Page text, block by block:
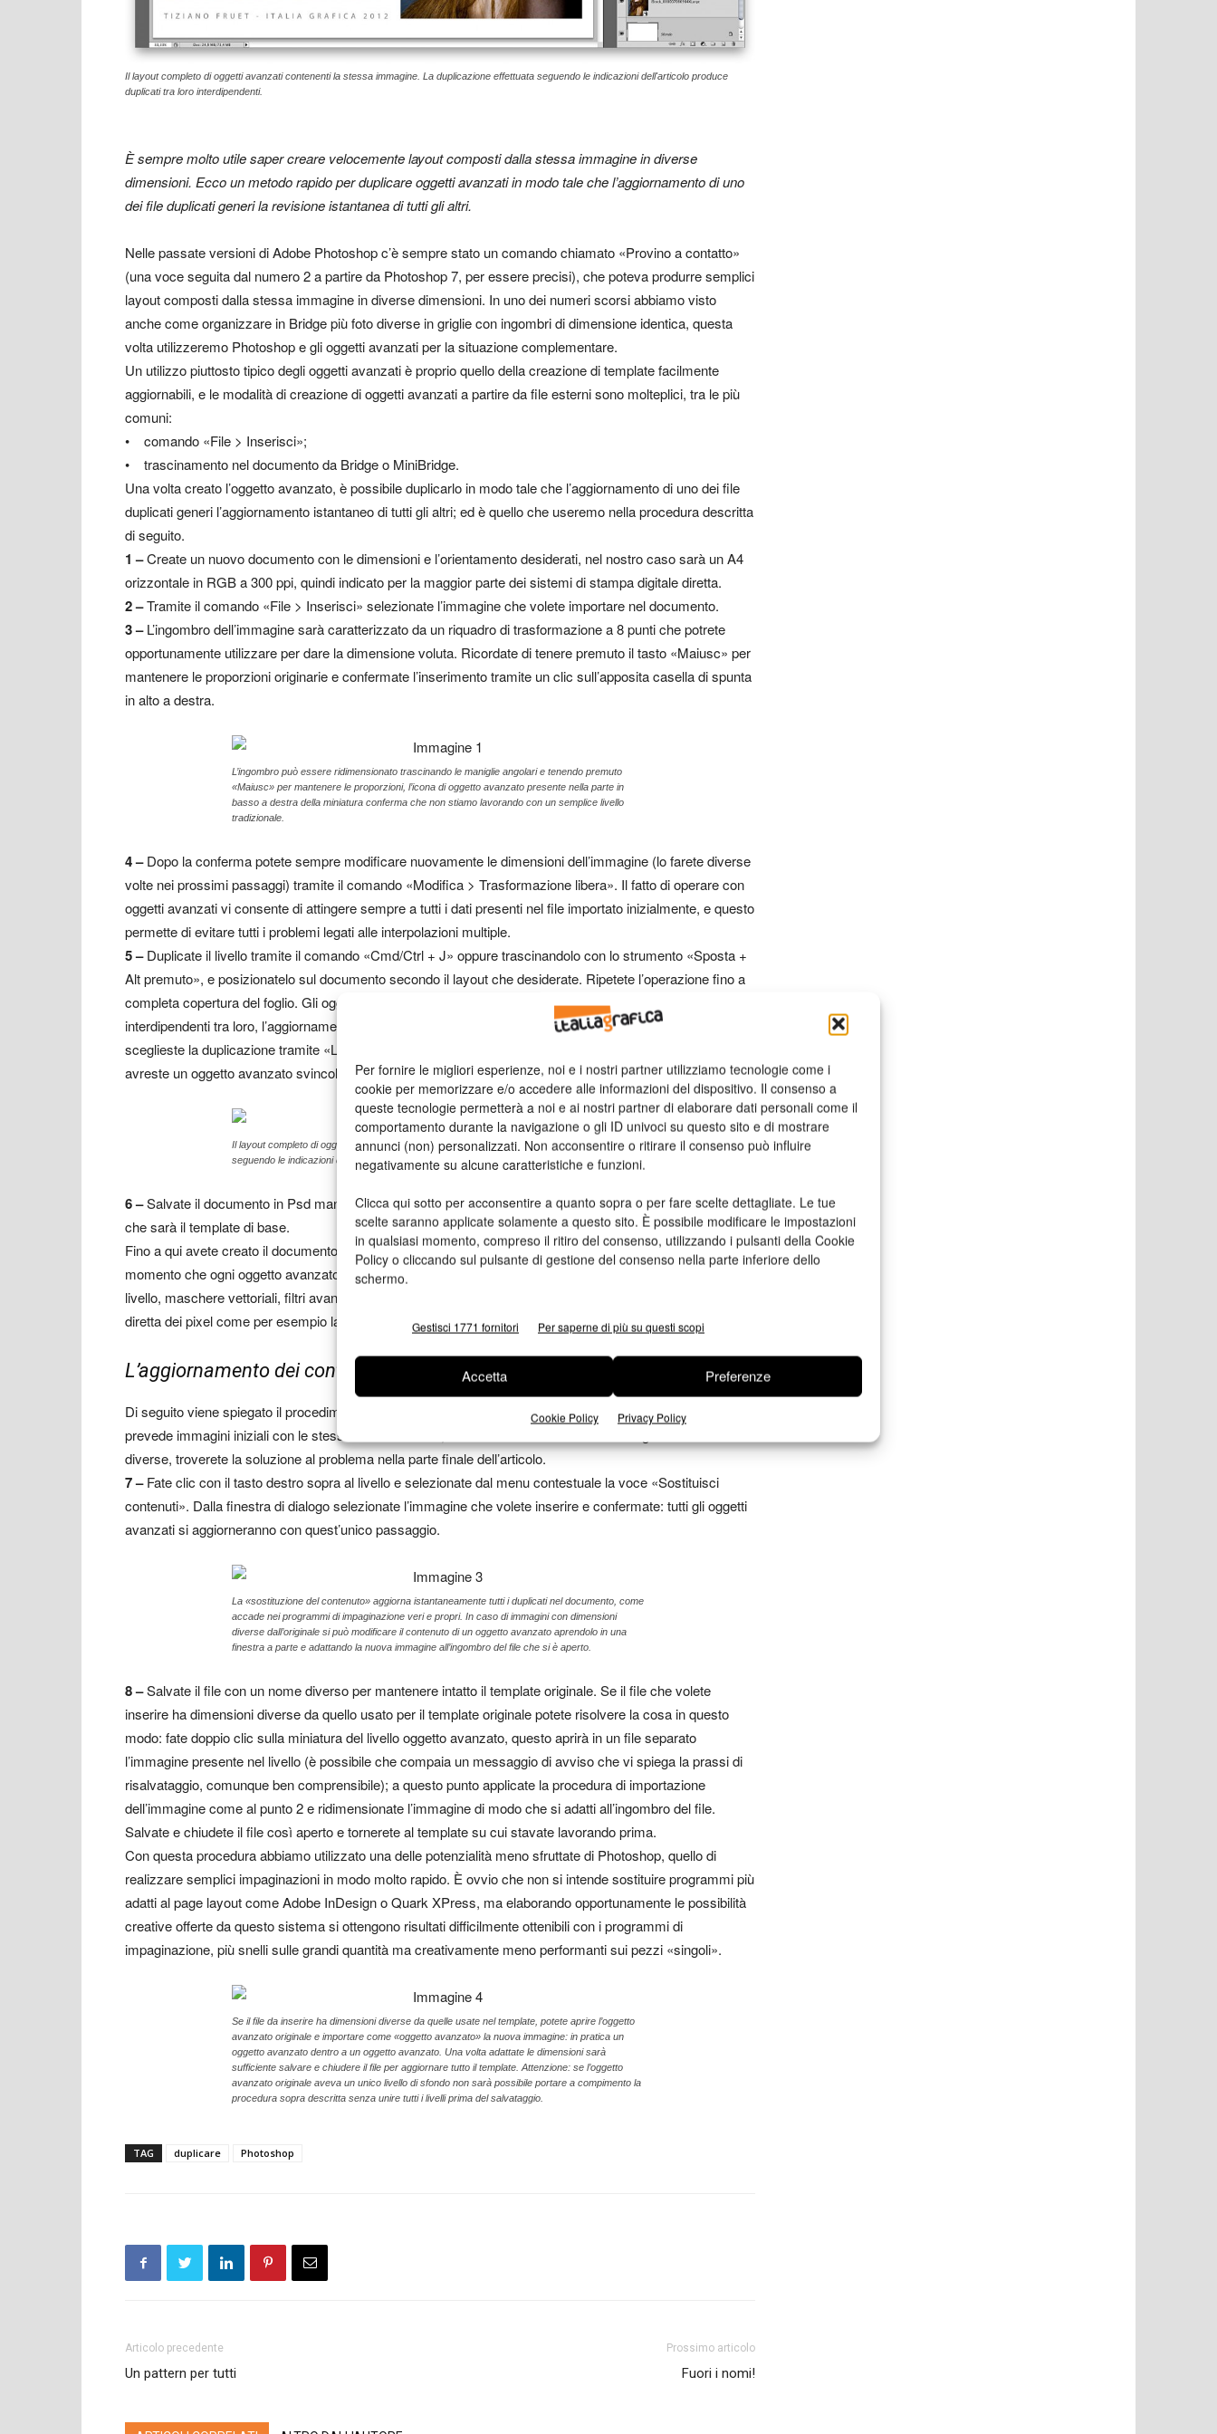
Per fornire le migliori esperienze, noi e i nostri partner utilizziamo tecnologie come i
cookie per memorizzare e/o accedere alle informazioni del dispositivo. Il consenso a
queste tecnologie permetterà a noi e ai nostri partner di elaborare dati personali come il
comportamento durante la navigazione o gli ID univoci su questo sito e di mostrare
annunci (non) personalizzati. Non acconsentire o ritirare il consenso può influire
negativamente su alcune caratteristiche e funzioni.
Clicca qui sotto per acconsentire a quanto sopra o per fare scelte dettagliate. Le tue
scelte saranno applicate solamente a questo sito. È possibile modificare le impostazioni
in qualsiasi momento, compreso il ritiro del consenso, utilizzando i pulsanti della Cookie
Policy o cliccando sul pulsante di gestione del consenso nella parte inferiore dello
schermo.
Gestisci 1771 fornitori Per saperne di più su questi scopi
Accetta Preferenze
Cookie Policy Privacy Policy
Il layout completo di oggetti avanzati contenenti la stessa immagine. La duplicazione effettuata seguendo le indicazioni dell'articolo produce
duplicati tra loro interdipendenti.
È sempre molto utile saper creare velocemente layout composti dalla stessa immagine in diverse
dimensioni. Ecco un metodo rapido per duplicare oggetti avanzati in modo tale che l’aggiornamento di uno
dei file duplicati generi la revisione istantanea di tutti gli altri.
Nelle passate versioni di Adobe Photoshop c’è sempre stato un comando chiamato «Provino a contatto»
(una voce seguita dal numero 2 a partire da Photoshop 7, per essere precisi), che poteva produrre semplici
layout composti dalla stessa immagine in diverse dimensioni. In uno dei numeri scorsi abbiamo visto
anche come organizzare in Bridge più foto diverse in griglie con ingombri di dimensione identica, questa
volta utilizzeremo Photoshop e gli oggetti avanzati per la situazione complementare.
Un utilizzo piuttosto tipico degli oggetti avanzati è proprio quello della creazione di template facilmente
aggiornabili, e le modalità di creazione di oggetti avanzati a partire da file esterni sono molteplici, tra le più
comuni:
• comando «File > Inserisci»;
• trascinamento nel documento da Bridge o MiniBridge.
Una volta creato l’oggetto avanzato, è possibile duplicarlo in modo tale che l’aggiornamento di uno dei file
duplicati generi l’aggiornamento istantaneo di tutti gli altri; ed è quello che useremo nella procedura descritta
di seguito.
1 –Create un nuovo documento con le dimensioni e l’orientamento desiderati, nel nostro caso sarà un A4
orizzontale in RGB a 300 ppi, quindi indicato per la maggior parte dei sistemi di stampa digitale diretta.
2–Tramite il comando «File > Inserisci» selezionate l’immagine che volete importare nel documento.
3–L’ingombro dell’immagine sarà caratterizzato da un riquadro di trasformazione a 8 punti che potrete
opportunamente utilizzare per dare la dimensione voluta. Ricordate di tenere premuto il tasto «Maiusc» per
mantenere le proporzioni originarie e confermate l’inserimento tramite un clic sull’apposita casella di spunta
in alto a destra.
L’ingombro può essere ridimensionato trascinando le maniglie angolari e tenendo premuto
«Maiusc» per mantenere le proporzioni, l’icona di oggetto avanzato presente nella parte in
basso a destra della miniatura conferma che non stiamo lavorando con un semplice livello
tradizionale.
4–Dopo la conferma potete sempre modificare nuovamente le dimensioni dell’immagine (lo farete diverse
volte nei prossimi passaggi) tramite il comando «Modifica > Trasformazione libera». Il fatto di operare con
oggetti avanzati vi consente di attingere sempre a tutti i dati presenti nel file importato inizialmente, e questo
permette di evitare tutti i problemi legati alle interpolazioni multiple.
5–Duplicate il livello tramite il comando «Cmd/Ctrl + J» oppure trascinandolo con lo strumento «Sposta +
Alt premuto», e posizionatelo sul documento secondo il layout che desiderate. Ripetete l’operazione fino a
completa copertura del foglio. Gli oggetti avanzati creati tramite questi comandi di duplicazione sono tutti
interdipendenti tra loro, l’aggiornamento dei contenuti di uno modificherà anche tutti gli altri. Se invece
sceglieste la duplicazione tramite «Livello > Oggetti avanzato > Nuovo oggetto avanzato tramite copia»,
avreste un oggetto avanzato svincolato dalla condizione sopra descritta.
Il layout completo di oggetti avanzati contenenti la stessa immagine. La duplicazione effettuata
seguendo le indicazioni dell’articolo produce duplicati tra loro interdipendenti.
6–Salvate il documento in Psd mantenendo i livelli (situazione tipica) denominandolo in modo da ricordarvi
che sarà il template di base.
Fino a qui avete creato il documento di base; tenete presente che le possibilità creative sono molteplici dal
momento che ogni oggetto avanzato si comporta sostanzialmente come un livello normale: maschere di
livello, maschere vettoriali, filtri avanzati, effetti di livello ecc. tutto è come al solito, tranne per la modifica
diretta dei pixel come per esempio la colorazione tramite un pennello.
L’aggiornamento dei contenuti
Di seguito viene spiegato il procedimento per l’aggiornamento delle immagini. La situazione ottimale
prevede immagini iniziali con le stesse dimensioni ma, nel caso doveste utilizzare immagini di dimensioni
diverse, troverete la soluzione al problema nella parte finale dell’articolo.
7 –Fate clic con il tasto destro sopra al livello e selezionate dal menu contestuale la voce «Sostituisci
contenuti». Dalla finestra di dialogo selezionate l’immagine che volete inserire e confermate: tutti gli oggetti
avanzati si aggiorneranno con quest’unico passaggio.
La «sostituzione del contenuto» aggiorna istantaneamente tutti i duplicati nel documento, come
accade nei programmi di impaginazione veri e propri. In caso di immagini con dimensioni
diverse dall’originale si può modificare il contenuto di un oggetto avanzato aprendolo in una
finestra a parte e adattando la nuova immagine all’ingombro del file che si è aperto.
8–Salvate il file con un nome diverso per mantenere intatto il template originale. Se il file che volete
inserire ha dimensioni diverse da quello usato per il template originale potete risolvere la cosa in questo
modo: fate doppio clic sulla miniatura del livello oggetto avanzato, questo aprirà in un file separato
l’immagine presente nel livello (è possibile che compaia un messaggio di avviso che vi spiega la prassi di
risalvataggio, comunque ben comprensibile); a questo punto applicate la procedura di importazione
dell’immagine come al punto 2 e ridimensionate l’immagine di modo che si adatti all’ingombro del file.
Salvate e chiudete il file così aperto e tornerete al template su cui stavate lavorando prima.
Con questa procedura abbiamo utilizzato una delle potenzialità meno sfruttate di Photoshop, quello di
realizzare semplici impaginazioni in modo molto rapido. È ovvio che non si intende sostituire programmi più
adatti al page layout come Adobe InDesign o Quark XPress, ma elaborando opportunamente le possibilità
creative offerte da questo sistema si ottengono risultati difficilmente ottenibili con i programmi di
impaginazione, più snelli sulle grandi quantità ma creativamente meno performanti sui pezzi «singoli».
Se il file da inserire ha dimensioni diverse da quelle usate nel template, potete aprire l’oggetto
avanzato originale e importare come «oggetto avanzato» la nuova immagine: in pratica un
oggetto avanzato dentro a un oggetto avanzato. Una volta adattate le dimensioni sarà
sufficiente salvare e chiudere il file per aggiornare tutto il template. Attenzione: se l’oggetto
avanzato originale aveva un unico livello di sfondo non sarà possibile portare a compimento la
procedura sopra descritta senza unire tutti i livelli prima del salvataggio.
TAG duplicare Photoshop
Articolo precedente
Un pattern per tutti
Prossimo articolo
Fuori i nomi!